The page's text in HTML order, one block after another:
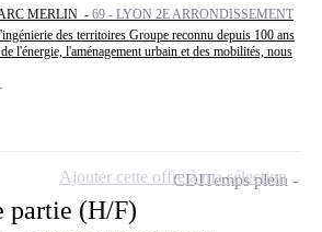
MERLIN - 69 - LYON 2E ARRONDISSEMENT
des territoires Groupe reconnu depuis 100 ans
l'énergie, l'aménagement urbain et des mobilités, nous
partie (H/F)
CDITemps plein
Ajouter cette offre à ma sélection